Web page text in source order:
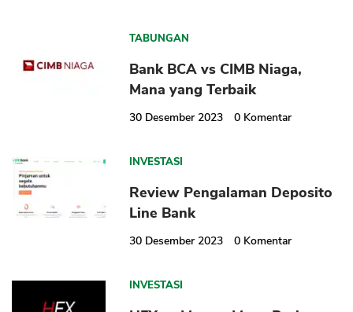
TABUNGAN
Bank BCA vs CIMB Niaga,
Mana yang Terbaik
30 Desember 2023 0 Komentar
INVESTASI
Review Pengalaman Deposito
Line Bank
30 Desember 2023 0 Komentar
INVESTASI